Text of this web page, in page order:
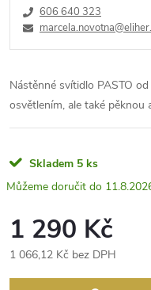
606 640 323
Nástěnné svítidlo PASTO
osvětlením, ale také pěknou
Skladem 5 ks
1 290 Kč
1 066,12 Kč bez DPH